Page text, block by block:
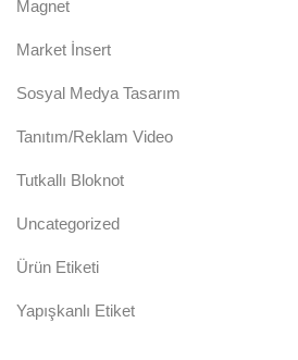
Magnet
Market İnsert
Sosyal Medya Tasarım
Tanıtım/Reklam Video
Tutkallı Bloknot
Uncategorized
Ürün Etiketi
Yapışkanlı Etiket